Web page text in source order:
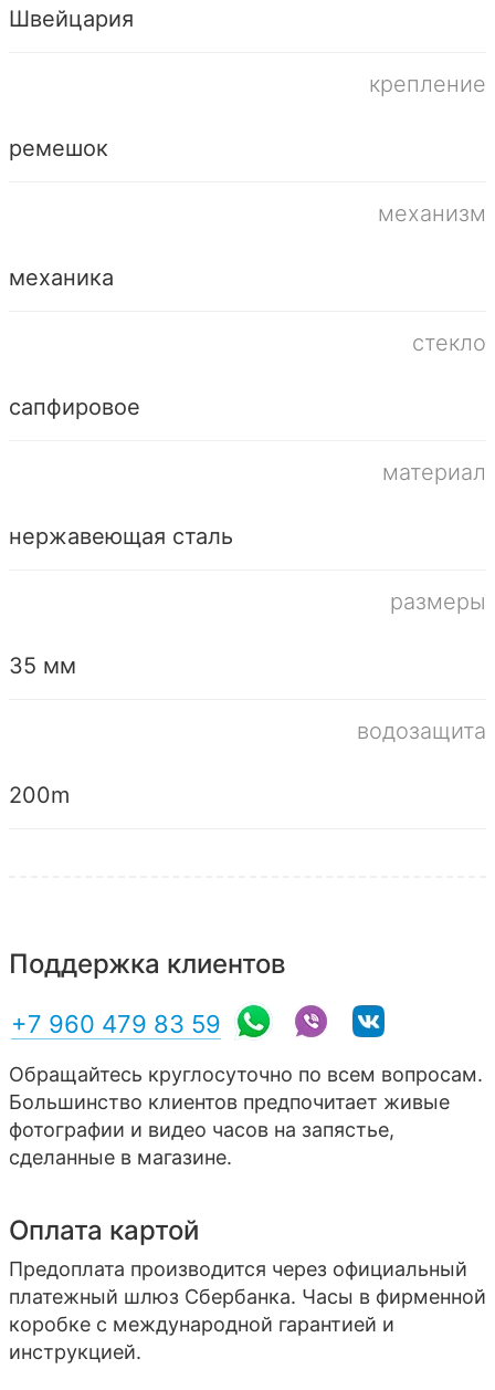
Швейцария
крепление
ремешок
механизм
механика
стекло
сапфировое
материал
нержавеющая сталь
размеры
35 мм
водозащита
200m
Поддержка клиентов
+7 960 479 83 59
Обращайтесь круглосуточно по всем вопросам.
Большинство клиентов предпочитает живые
фотографии и видео часов на запястье,
сделанные в магазине.
Оплата картой
Предоплата производится через официальный
платежный шлюз Сбербанка. Часы в фирменной
коробке с международной гарантией и
инструкцией.